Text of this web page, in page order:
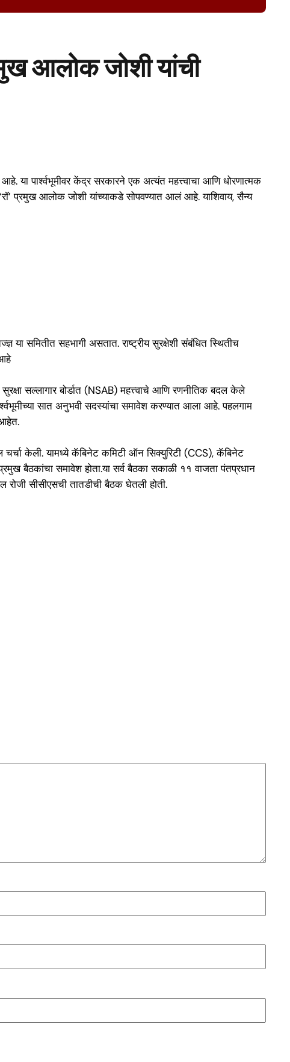
आलोक जोशी यांची
या पार्श्वभूमीवर केंद्र सरकारने एक अत्यंत महत्त्वाचा आणि धोरणात्मक
‘रॉ’ प्रमुख आलोक जोशी यांच्याकडे सोपवण्यात आलं आहे. याशिवाय, सैन्य
या समितीत सहभागी असतात. राष्ट्रीय सुरक्षेशी संबंधित स्थितीच
सल्लागार बोर्डात (NSAB) महत्त्वाचे आणि रणनीतिक बदल केले
सात अनुभवी सदस्यांचा समावेश करण्यात आला आहे. पहलगाम
आहेत.
केली. यामध्ये कॅबिनेट कमिटी ऑन सिक्युरिटी (CCS), कॅबिनेट
समावेश होता.या सर्व बैठका सकाळी ११ वाजता पंतप्रधान
रोजी सीसीएसची तातडीची बैठक घेतली होती.